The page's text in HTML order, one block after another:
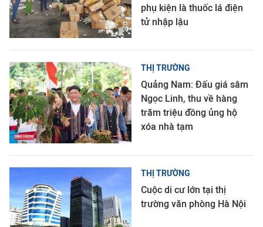
phụ kiện là thuốc lá điện
tử nhập lậu
THỊ TRƯỜNG
Quảng Nam: Đấu giá sâm
Ngọc Linh, thu về hàng
trăm triệu đồng ủng hộ
xóa nhà tạm
THỊ TRƯỜNG
Cuộc di cư lớn tại thị
trường văn phòng Hà Nội